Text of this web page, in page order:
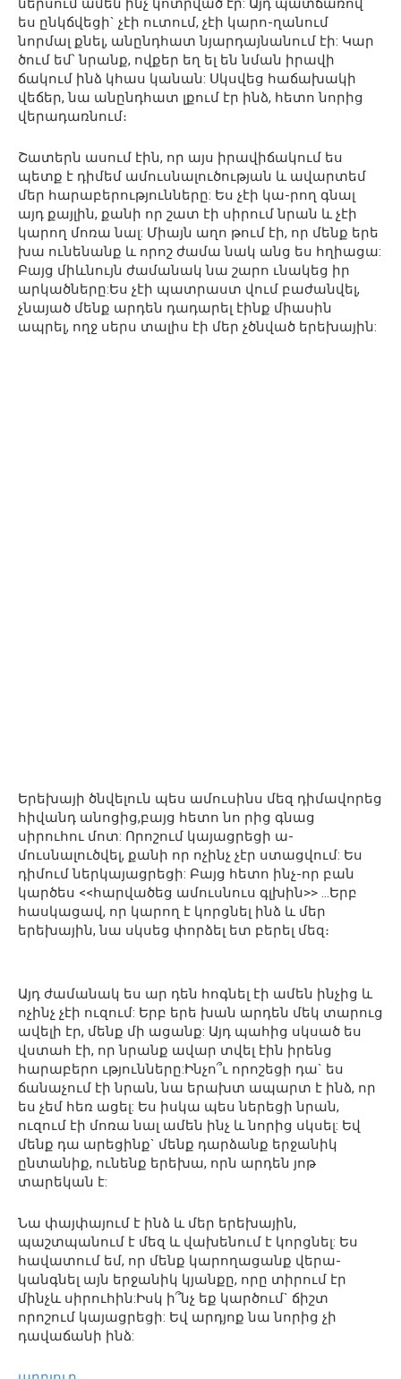
ներսում ամեն ինչ կոտրված էր: Այդ պատճառով
ես ընկճվեցի` չէի ուտում, չէի կարո-ղանում
նորմալ քնել, անընդհատ նյարդայնանում էի: Կար
ծում եմ՝ նրանք, ովքեր եղ ել են նման իրավի
ճակում ինձ կհաս կանան: Սկսվեց հաճախակի
վեճեր, նա անընդհատ լքում էր ինձ, հետո նորից
վերադառնում։
Շատերն ասում էին, որ այս իրավիճակում ես
պետք է դիմեմ ամուսնալուծության և ավարտեմ
մեր հարաբերությունները: Ես չէի կա-րող գնալ
այդ քայլին, քանի որ շատ էի սիրում նրան և չէի
կարող մոռա նալ: Միայն աղո թում էի, որ մենք երե
խա ունենանք և որոշ ժամա նակ անց ես հղիացա:
Բայց միևնույն ժամանակ նա շարո ւնակեց իր
արկածները:Ես չէի պատրաստ վում բաժանվել,
չնայած մենք արդեն դադարել էինք միասին
ապրել, ողջ սերս տալիս էի մեր չծնված երեխային:
Երեխայի ծնվելուն պես ամուսինս մեզ դիմավորեց
հիվանդ անոցից,բայց հետո նո րից գնաց
սիրուհու մոտ: Որոշում կայացրեցի ա-
մուսնալուծվել, քանի որ ոչինչ չէր ստացվում: Ես
դիմում ներկայացրեցի: Բայց հետո ինչ-որ բան
կարծես <<հարվածեց ամուսնուս գլխին>> …Երբ
հասկացավ, որ կարող է կորցնել ինձ և մեր
երեխային, նա սկսեց փորձել ետ բերել մեզ։
Այդ ժամանակ ես ար դեն հոգնել էի ամեն ինչից և
ոչինչ չէի ուզում: Երբ երե խան արդեն մեկ տարուց
ավելի էր, մենք մի ացանք: Այդ պահից սկսած ես
վստահ էի, որ նրանք ավար տվել էին իրենց
հարաբերո ւթյունները:Ինչո՞ւ որոշեցի դա` ես
ճանաչում էի նրան, նա երախտ ապարտ է ինձ, որ
ես չեմ հեռ ացել: Ես իսկա պես ներեցի նրան,
ուզում էի մոռա նալ ամեն ինչ և նորից սկսել: Եվ
մենք դա արեցինք` մենք դարձանք երջանիկ
ընտանիք, ունենք երեխա, որն արդեն յոթ
տարեկան է:
Նա փայփայում է ինձ և մեր երեխային,
պաշտպանում է մեզ և վախենում է կորցնել: Ես
հավատում եմ, որ մենք կարողացանք վերա-
կանգնել այն երջանիկ կյանքը, որը տիրում էր
մինչև սիրուհին:Իսկ ի՞նչ եք կարծում` ճիշտ
որոշում կայացրեցի: Եվ արդյոք նա նորից չի
դավաճանի ինձ: